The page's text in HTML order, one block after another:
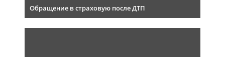
Обращение в страховую после ДТП